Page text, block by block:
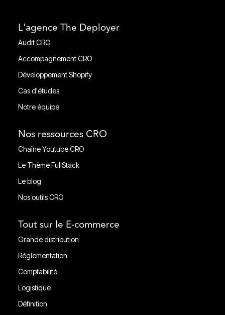
L'agence The Deployer
Audit CRO
Audit CRO
Accompagnement CRO
Accompagnement CRO
Développement Shopify
Développement Shopify
Cas d'études
Cas d'études
Notre équipe
Nos ressources CRO
Chaîne Youtube CRO
Chaîne Youtube CRO
Le Thème FullStack
Le Thème FullStack
Le blog
Le blog
Nos outils CRO
Tout sur le E-commerce
Grande distribution
Grande distribution
Réglementation
Réglementation
Comptabilité
Comptabilité
Logistique
Ligistique
Définition